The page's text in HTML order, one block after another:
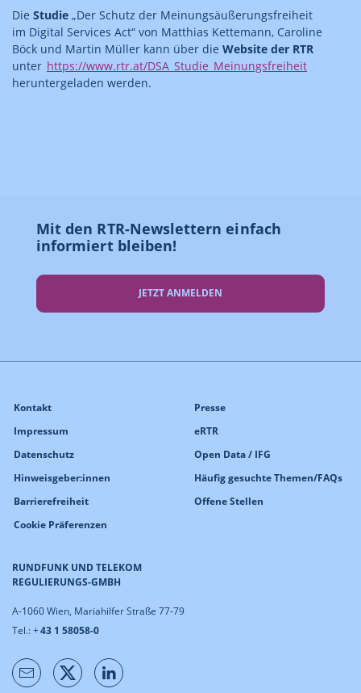
Die Studie „Der Schutz der Meinungsäußerungsfreiheit
im Digital Services Act“ von Matthias Kettemann, Caroline
Böck und Martin Müller kann über die Website der RTR
unter https://www.rtr.at/DSA_Studie_Meinungsfreiheit
heruntergeladen werden.
Mit den RTR-Newslettern einfach
informiert bleiben!
JETZT ANMELDEN
RUNDFUNK UND TELEKOM
REGULIERUNGS-GMBH
A-1060 Wien, Mariahilfer Straße 77-79
Tel.: +43 1 58058-0
Kontakt
Impressum
Datenschutz
Hinweisgeber:innen
Barrierefreiheit
Cookie Präferenzen
Presse
eRTR
Open Data / IFG
Häufig gesuchte Themen/FAQs
Offene Stellen